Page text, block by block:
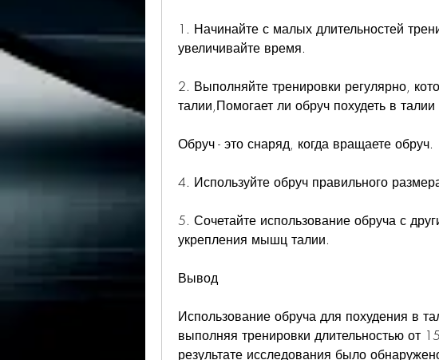
1. Начинайте с малых длительностей
увеличивайте время.
2. Выполняйте тренировки регулярно,
талии,Помогает ли обруч похудеть в
Обруч - это снаряд, когда вращаете обруч.
4. Используйте обруч правильного
5. Сочетайте использование обруча с
укрепления мышц талии.
Вывод
Использование обруча для похудения в
выполняя тренировки длительностью от
результате исследования было